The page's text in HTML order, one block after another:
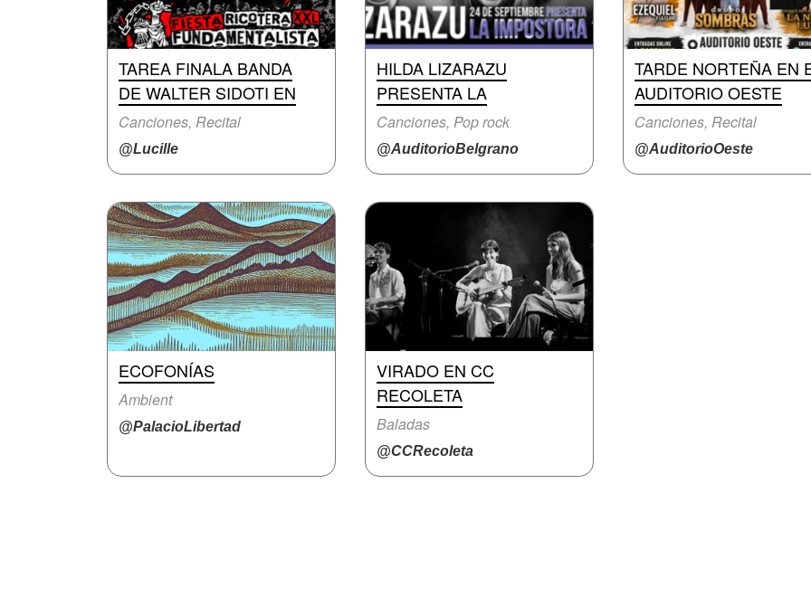
TAREA FINALA BANDA
DE WALTER SIDOTI EN
Canciones, Recital
@Lucille
HILDA LIZARAZU
PRESENTA LA
Canciones, Pop rock
@AuditorioBelgrano
TARDE NORTEÑA EN
AUDITORIO OESTE
Canciones, Recital
@AuditorioOeste
ECOFONÍAS
Ambient
@PalacioLibertad
VIRADO EN CC
RECOLETA
Baladas
@CCRecoleta